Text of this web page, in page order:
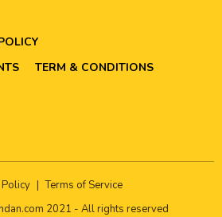
TERM & CONDITIONS
| Terms of Service
2021 - All rights reserved